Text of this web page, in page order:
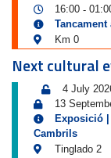
16:00 -
Km 0
Next cultural
4 July
13
Exposició
Cambrils
Tinglado 2